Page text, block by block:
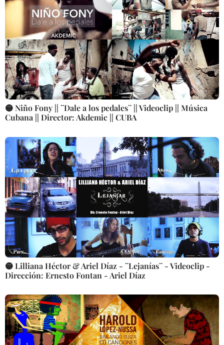
🟡 Niño Fony || ¨Dale a los pedales¨ || Videoclip || Música
Cubana || Director: Akdemic || CUBA
🟡 Lilliana Héctor & Ariel Díaz - ¨Lejanías¨ - Videoclip -
Dirección: Ernesto Fontan - Ariel Díaz